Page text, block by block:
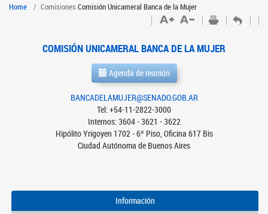
Home Comisiones Comisión Unicameral Banca de la Mujer
COMISIÓN UNICAMERAL BANCA DE LA MUJER
Agenda de reunión
BANCADELAMUJER@SENADO.GOB.AR
Tel: +54-11-2822-3000
Internos: 3604 - 3621 - 3622
Hipólito Yrigoyen 1702 - 6º Piso, Oficina 617 Bis
Ciudad Autónoma de Buenos Aires
Información